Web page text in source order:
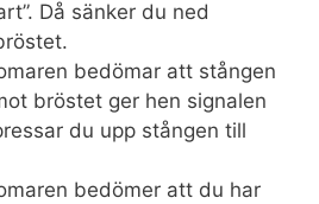
Då sänker du ned
bedömar att stången
bröstet ger hen signalen
du upp stången till
bedömer att du har